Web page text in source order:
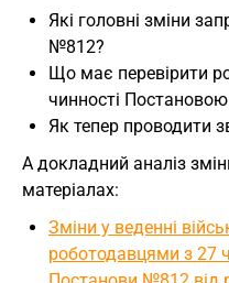
Які головні зміни
№812?
Що має перевірити
чинності
Як тепер проводити
А докладний аналіз
матеріалах:
Зміни у веденні
роботодавцями з 27